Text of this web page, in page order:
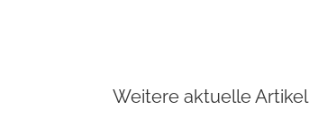
Weitere aktuelle Artikel